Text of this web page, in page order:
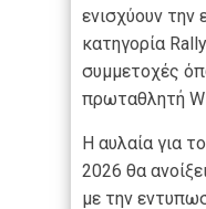
ενισχύουν την
κατηγορία
συμμετοχές
πρωταθλητή
Η αυλαία για
2026 θα
με την